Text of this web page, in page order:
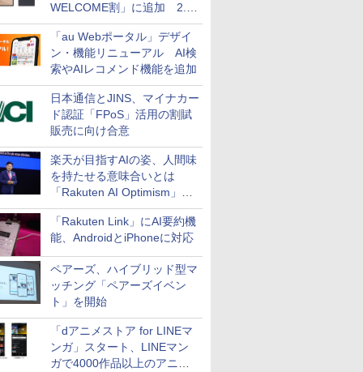
WELCOME割」に追加 2.2
万円引き
「au Webポータル」デザイ
ン・機能リニューアル AI検
索やAIレコメンド機能を追加
日本通信とJINS、マイナカー
ド認証「FPoS」活用の割賦
販売に向け合意
楽天が目指すAIの姿、人間味
を持たせる意味合いとは
「Rakuten AI Optimism」三
木谷氏の基調講演
「Rakuten Link」にAI要約機
能、AndroidとiPhoneに対応
ペアーズ、ハイブリッド型マ
ッチング「ペアーズイベン
ト」を開始
「dアニメストア for LINEマ
ンガ」スタート、LINEマン
ガで4000作品以上のアニメ